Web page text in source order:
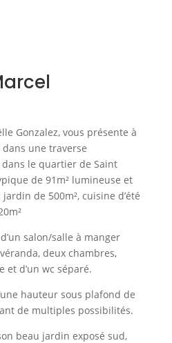
Gonzalez, vous présente à
une traverse
le quartier de Saint
de 91m² lumineuse et
de 500m², cuisine d’été
salon/salle à manger
deux chambres,
et d’un wc séparé.
hauteur sous plafond de
de multiples possibilités.
beau jardin exposé sud,